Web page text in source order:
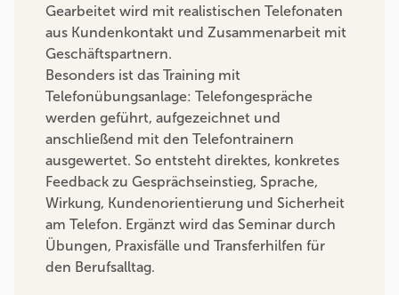
Gearbeitet wird mit realistischen Telefonaten
aus Kundenkontakt und Zusammenarbeit mit
Geschäftspartnern.
Besonders ist das Training mit
Telefonübungsanlage: Telefongespräche
werden geführt, aufgezeichnet und
anschließend mit den Telefontrainern
ausgewertet. So entsteht direktes, konkretes
Feedback zu Gesprächseinstieg, Sprache,
Wirkung, Kundenorientierung und Sicherheit
am Telefon. Ergänzt wird das Seminar durch
Übungen, Praxisfälle und Transferhilfen für
den Berufsalltag.